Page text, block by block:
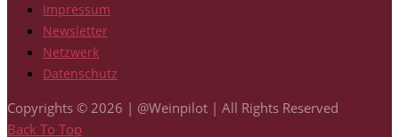
Impressum
Newsletter
Netzwerk
Datenschutz
Copyrights © 2026 | @Weinpilot | All Rights Reserved
Back To Top